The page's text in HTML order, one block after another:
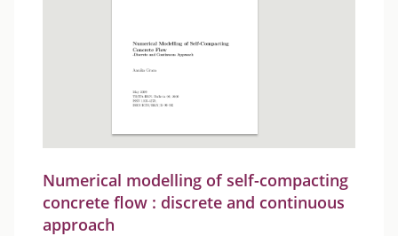
Numerical modelling of self-compacting
concrete flow : discrete and continuous
approach